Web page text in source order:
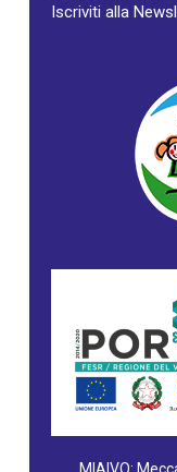
Iscriviti alla
MIAIVO: